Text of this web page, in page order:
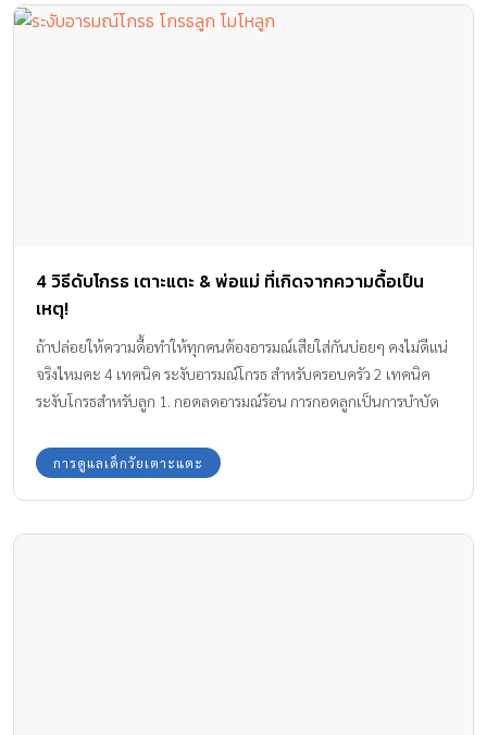
4 วิธีดับโกรธ เตาะแตะ & พ่อแม่ ที่เกิดจากความดื้อเป็น
เหตุ!
ถ้าปล่อยให้ความดื้อทำให้ทุกคนต้องอารมณ์เสียใส่กันบ่อยๆ คงไม่ดีแน่
จริงไหมคะ 4 เทคนิค ระงับอารมณ์โกรธ สำหรับครอบครัว 2 เทคนิค
ระงับโกรธสำหรับลูก 1. กอดลดอารมณ์ร้อน การกอดลูกเป็นการบำบัด
อารมณ์สงบและพร้อม ลองสัมผัสลูกอย่างนุ่มนวล เช่น โอบไหล่ ลูบหลัง
หรือจับแก้มทั้ง 2 ข้าง จะช่วยหันเหความสนใจของลูกออกจากอารมณ์
โกรธ เป็นเรื่องที่เขาไม่คาดคิด อาจช่วยลดอารมณ์ที่กำลังแรงของลูก
การดูแลเด็กวัยเตาะแตะ